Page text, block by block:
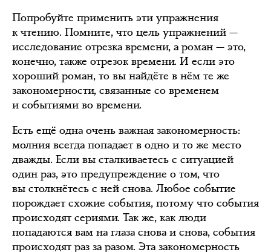
Попробуйте применить эти упражнения
к чтению. Помните, что цель упражнений —
исследование отрезка времени, а роман — это,
конечно, также отрезок времени. И если это
хороший роман, то вы найдёте в нём те же
закономерности, связанные со временем
и событиями во времени.
Есть ещё одна очень важная закономерность:
молния всегда попадает в одно и то же место
дважды. Если вы сталкиваетесь с ситуацией
один раз, это предупреждение о том, что
вы столкнётесь с ней снова. Любое событие
порождает схожие события, потому что события
происходят сериями. Так же, как люди
попадаются вам на глаза снова и снова, события
происходят раз за разом. Эта закономерность